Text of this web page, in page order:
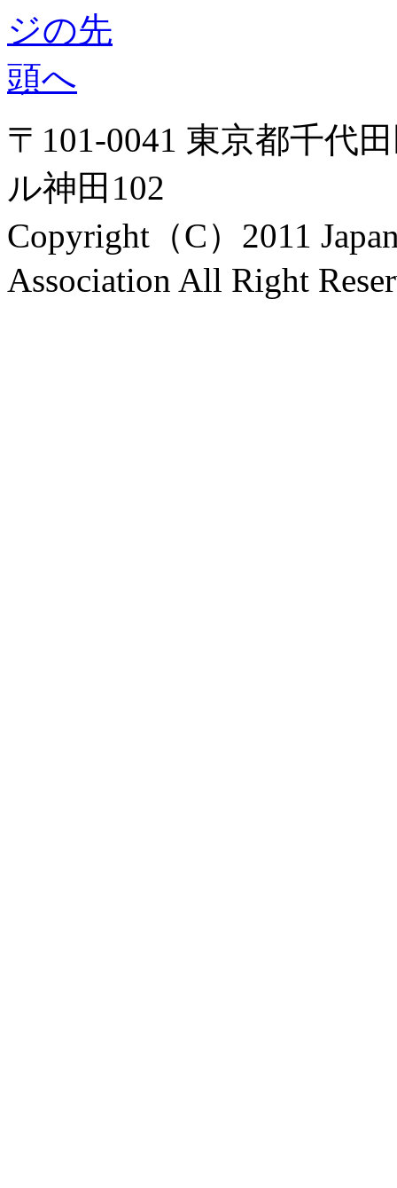
〒101-0041 東京都千代
ル神田102
Copyright（C）2011
Association All Right